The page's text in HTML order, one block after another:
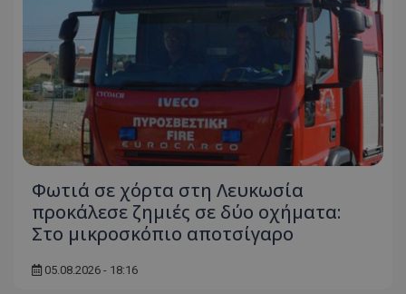
Φωτιά σε χόρτα στη Λευκωσία
προκάλεσε ζημιές σε δύο οχήματα:
Στο μικροσκόπιο αποτσίγαρο
05.08.2026 - 18:16